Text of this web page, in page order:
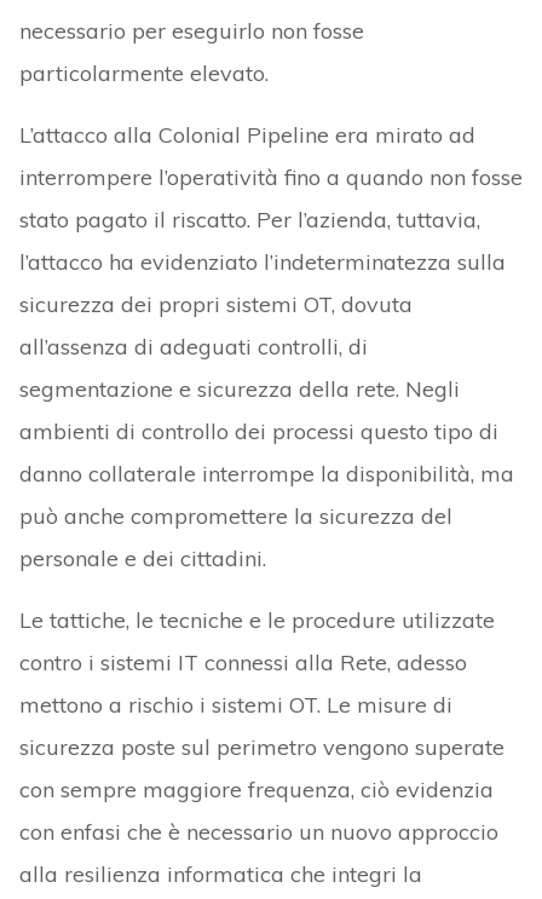
necessario per eseguirlo non fosse
particolarmente elevato.
L’attacco alla Colonial Pipeline era mirato ad
interrompere l’operatività fino a quando non fosse
stato pagato il riscatto. Per l’azienda, tuttavia,
l’attacco ha evidenziato l’indeterminatezza sulla
sicurezza dei propri sistemi OT, dovuta
all’assenza di adeguati controlli, di
segmentazione e sicurezza della rete. Negli
ambienti di controllo dei processi questo tipo di
danno collaterale interrompe la disponibilità, ma
può anche compromettere la sicurezza del
personale e dei cittadini.
Le tattiche, le tecniche e le procedure utilizzate
contro i sistemi IT connessi alla Rete, adesso
mettono a rischio i sistemi OT. Le misure di
sicurezza poste sul perimetro vengono superate
con sempre maggiore frequenza, ciò evidenzia
con enfasi che è necessario un nuovo approccio
alla resilienza informatica che integri la